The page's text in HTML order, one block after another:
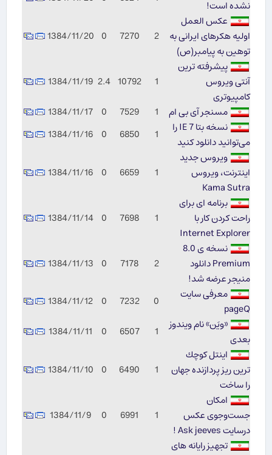
نشده است!
عکس العمل
اولیه هكرهای ایرانی به
توهین به پیامبر(ص)
2
7270
0
1384/11/20
پیشرفته ترین
آنتی ویروس
كامپیوتری
1
10792
2.4
1384/11/19
مسنجر آی بی ام
1
7529
0
1384/11/17
نسخه بتا IE 7 را
می‌توانید دانلود کنید
1
6850
0
1384/11/16
ویروس جدید
اینترنت، ویروس
Kama Sutra
1
6659
0
1384/11/16
برنامه ای برای
راحت کردن کار با
Internet Explorer
1
7698
0
1384/11/14
نسخه ی 8.0
Premium دانلود
منیجر عرضه شد!
2
7178
0
1384/11/13
معرفی سایت
pageQ
0
7232
0
1384/11/12
«ویَن» نام ویندوز
بعدی
1
6507
0
1384/11/11
اینتل كوچك
ترین ریز پردازنده جهان
را ساخت
1
6490
0
1384/11/10
امکان
جست‌وجوی عکس
درسایت Ask jeeves !
1
6991
0
1384/11/9
تجهیز رایانه های